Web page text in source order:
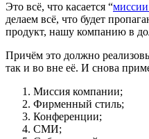
Это всё, что касается “
делаем всё, что будет
продукт, нашу компанию в
Причём это должно
так и во вне её. И снова
Миссия компании;
Фирменный стиль;
Конференции;
СМИ;